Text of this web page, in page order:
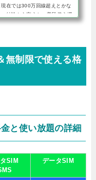
在では300万回線超えとかな
結論から言うと、普段使う場
合はおすすめできます。楽天
無制限で使える格
と使い放題の詳細
SIM
データSIM